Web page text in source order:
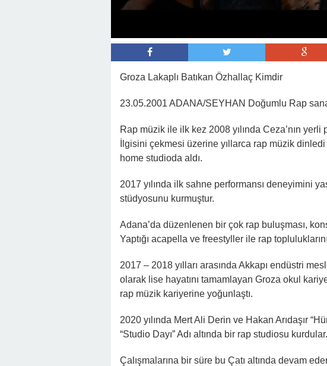
Groza Lakaplı Batıkan Özhallaç Kimdir
23.05.2001 ADANA/SEYHAN Doğumlu Rap
Rap müzik ile ilk kez 2008 yılında Ceza’nın yerli
İlgisini çekmesi üzerine yıllarca rap müzik dinledi
home studioda aldı.
2017 yılında ilk sahne performansı deneyimini
stüdyosunu kurmuştur.
Adana’da düzenlenen bir çok rap buluşması,
Yaptığı acapella ve freestyller ile rap
2017 – 2018 yılları arasında Akkapı endüstri
olarak lise hayatını tamamlayan Groza okul
rap müzik kariyerine yoğunlaştı.
2020 yılında Mert Ali Derin ve Hakan Arıdaşır
“Studio Dayı” Adı altında bir rap studiosu kurdular.
Çalışmalarına bir süre bu Çatı altında devam